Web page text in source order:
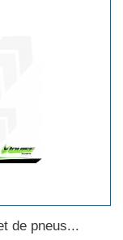
de pneus...